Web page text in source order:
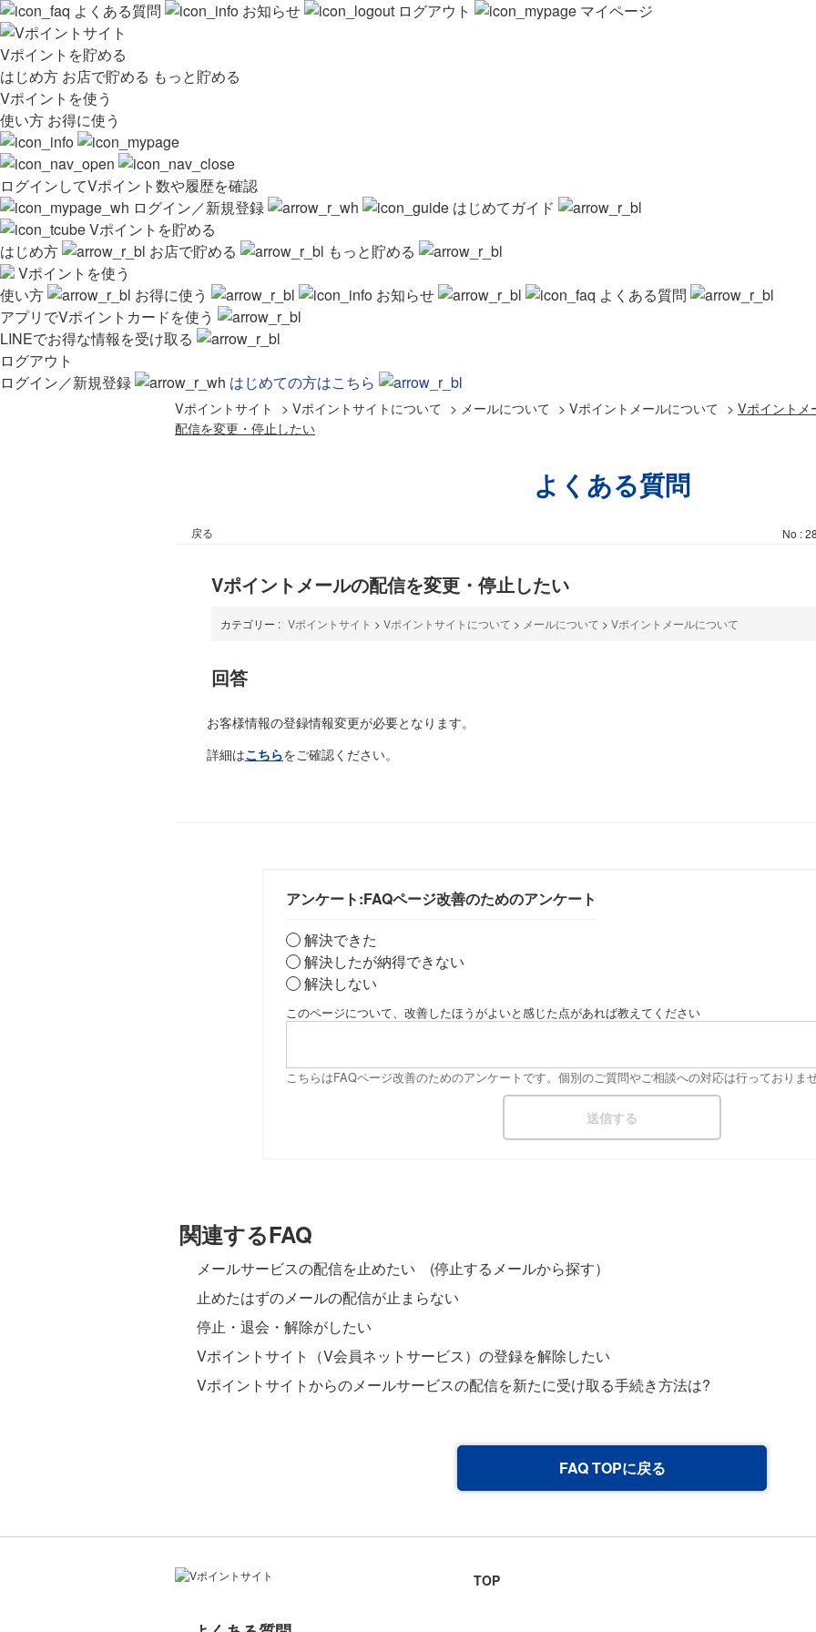
よくある質問 お知らせ ログアウト マイページ
Vポイントを貯める
はじめ方 お店で貯める もっと貯める
Vポイントを使う
使い方 お得に使う
ログインしてVポイント数や履歴を確認
ログイン／新規登録
はじめてガイド
Vポイントを貯める
はじめ方
お店で貯める
もっと貯める
Vポイントを使う
使い方
お得に使う お知らせ
よくある質問
アプリでVポイントカードを使う
LINEでお得な情報を受け取る
ログアウト
ログイン／新規登録
はじめての方はこちら
Vポイントサイト > Vポイントサイトについて > メールについて > Vポイントメールについて > Vポイントメ
配信を変更・停止したい
よくある質問
戻る No :
Vポイントメールの配信を変更・停止したい
カテゴリー : Vポイントサイト > Vポイントサイトについて > メールについて > Vポイントメールについて
回答
お客様情報の登録情報変更が必要となります。
詳細はこちらをご確認ください。
アンケート:FAQページ改善のためのアンケート
解決できた
解決したが納得できない
解決しない
このページについて、改善したほうがよいと感じた点があれば教えてください
こちらはFAQページ改善のためのアンケートです。個別のご質問やご相談への対応は行っておりま
関連するFAQ
メールサービスの配信を止めたい (停止するメールから探す）
止めたはずのメールの配信が止まらない
停止・退会・解除がしたい
Vポイントサイト（V会員ネットサービス）の登録を解除したい
Vポイントサイトからのメールサービスの配信を新たに受け取る手続き方法は?
FAQ TOPに戻る
TOP